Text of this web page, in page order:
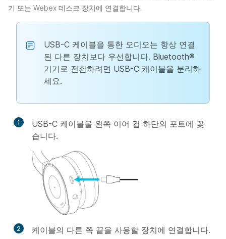
기 또는 Webex 데스크 장치에 연결합니다.
USB-C 케이블을 통한 오디오는 항상 연결
된 다른 장치보다 우선합니다. Bluetooth®
기기로 전환하려면 USB-C 케이블을 분리하
세요.
1
USB-C 케이블을 왼쪽 이어 컵 하단의 포트에 꽂
습니다.
2 케이블의 다른 쪽 끝을 사용할 장치에 연결합니다.